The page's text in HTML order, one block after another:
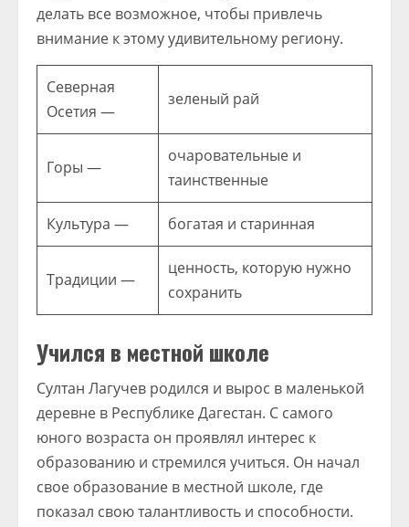
делать все возможное, чтобы привлечь
внимание к этому удивительному региону.
Северная
Осетия —
зеленый рай
Горы —
очаровательные и
таинственные
Культура — богатая и старинная
Традиции —
ценность, которую нужно
сохранить
Учился в местной школе
Султан Лагучев родился и вырос в маленькой
деревне в Республике Дагестан. С самого
юного возраста он проявлял интерес к
образованию и стремился учиться. Он начал
свое образование в местной школе, где
показал свою талантливость и способности.